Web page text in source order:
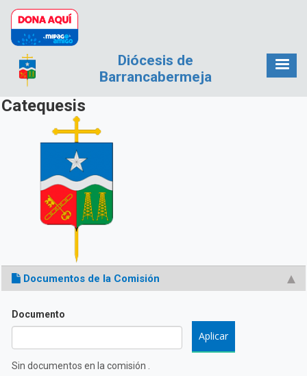
Pasar al contenido principal
Diócesis de
Barrancabermeja
Catequesis
Documentos de la Comisión
Documento
Sin documentos en la comisión .